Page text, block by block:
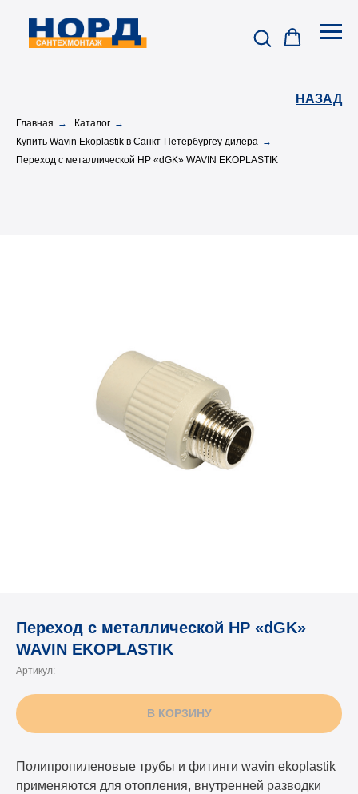
НАЗАД
Главная → Каталог →
Купить Wavin Ekoplastik в Санкт-Петербургеу дилера →
Переход с металлической НР «dGK» WAVIN EKOPLASTIK
Переход с металлической НР «dGK»
WAVIN EKOPLASTIK
Артикул:
В КОРЗИНУ
Полипропиленовые трубы и фитинги wavin ekoplastik
применяются для отопления, внутренней разводки